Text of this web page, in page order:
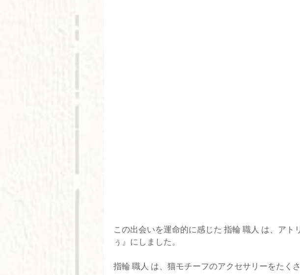
この出会いを運命的に感じた 指輪 職人 は、アト
ぅ』にしました。
指輪 職人 は、猫モチーフのアクセサリーをたく